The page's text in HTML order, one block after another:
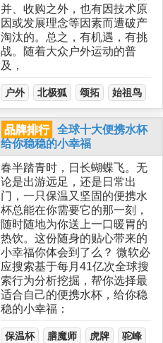
并、收购之外，也有因技术原
因或发展理念等因素而遭破产
淘汰的。总之，有机遇，有挑
战。随着大众户外运动的普
及，
户外 北极狐 颂拓 始祖鸟
品牌排行
全球十大便携水杯
给你稳稳的小幸福
春半踏青时，日长蝴蝶飞。无
论是出游远足，还是日常出
门，一只保温又坚固的便携水
杯总能在你需要它的那一刻，
随时随地为你送上一口暖胃的
热饮。这份随身的贴心带来的
小幸福你体会到了么？ 微软必
应搜索基于每月41亿次全球搜
索行为分析挖掘，帮你选择最
适合自己的便携水杯，给你稳
稳的小幸福：
保温杯 膳魔师 虎牌 驼峰